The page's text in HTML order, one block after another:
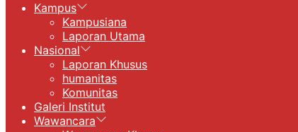
Kampus
Kampusiana
Laporan Utama
Nasional
Laporan Khusus
humanitas
Komunitas
Galeri Institut
Wawancara